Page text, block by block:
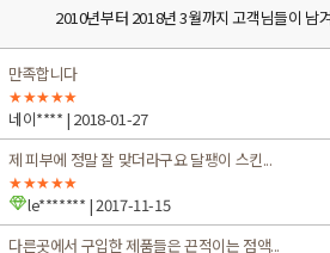
2010년부터 2018년 3월까지 고객님들이 남
만족합니다
★★★★★
네이**** | 2018-01-27
제 피부에 정말 잘 맞더라구요 달팽이 스킨...
★★★★★
le******* | 2017-11-15
다른곳에서 구입한 제품들은 끈적이는 점액...